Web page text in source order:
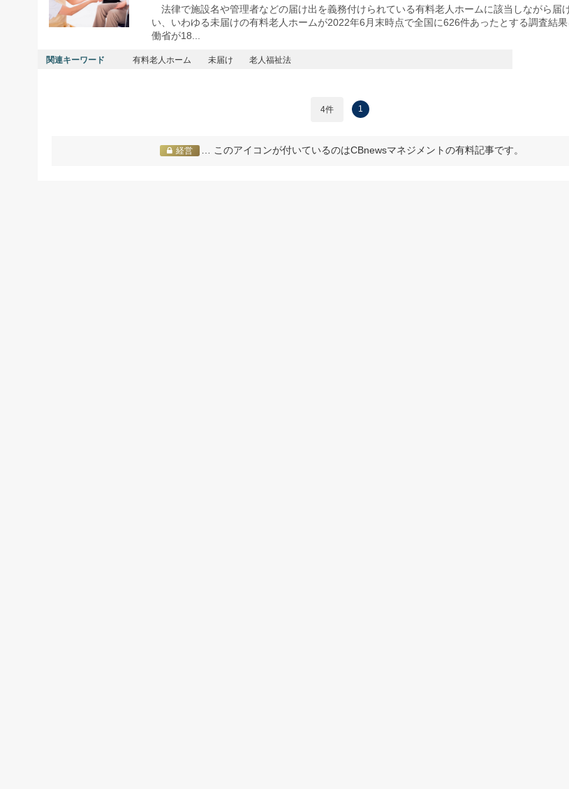
法律で施設名や管理者などの届け出を義務付けられている有料老人ホームに該当しながら届
い、いわゆる未届けの有料老人ホームが2022年6月末時点で全国に626件あったとする調査結
働省が18...
関連キーワード 有料老人ホーム 未届け 老人福祉法
4件 1
経営 … このアイコンが付いているのはCBnewsマネジメントの有料記事です。